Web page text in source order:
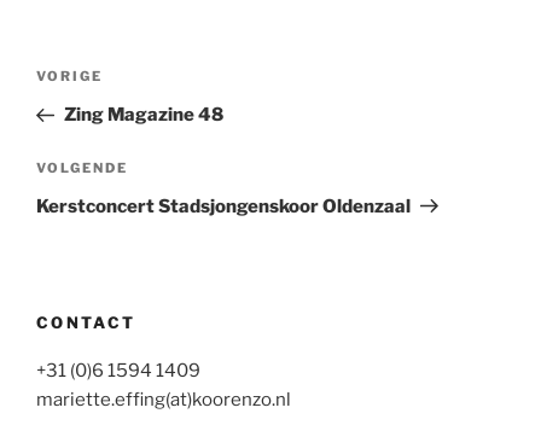
Bericht
Vorig
bericht
VORIGE
Zing Magazine 48
Volgend
bericht
VOLGENDE
Kerstconcert Stadsjongenskoor Oldenzaal
CONTACT
+31 (0)6 1594 1409
mariette.effing(at)koorenzo.nl